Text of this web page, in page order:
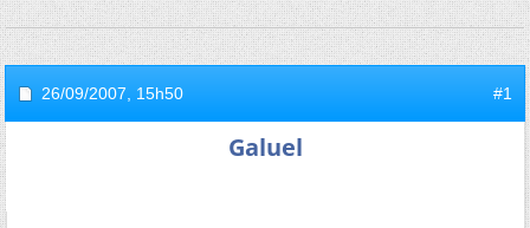
26/09/2007, 15h50 #1
Galuel